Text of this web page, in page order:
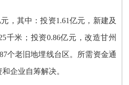
，其中：投资1.61亿元，新建及
千米；投资0.86亿元，改造甘州
个老旧地埋线台区。所需资金通
企业自筹解决。